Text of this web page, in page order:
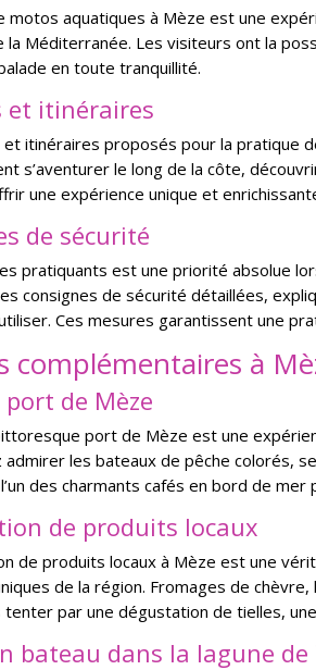
motos aquatiques à Mèze est une
la Méditerranée. Les visiteurs ont la
en toute tranquillité.
et itinéraires
et itinéraires proposés pour la pratique
s’aventurer le long de la côte,
une expérience unique et
de sécurité
pratiquants est une priorité absolue
consignes de sécurité détaillées,
Ces mesures garantissent une
complémentaires à
de Mèze
port de Mèze est une
les bateaux de pêche colorés,
des charmants cafés en bord de
de produits locaux
de produits locaux à Mèze est une
de la région. Fromages de
tenter par une dégustation de tielles,
bateau dans la lagune de